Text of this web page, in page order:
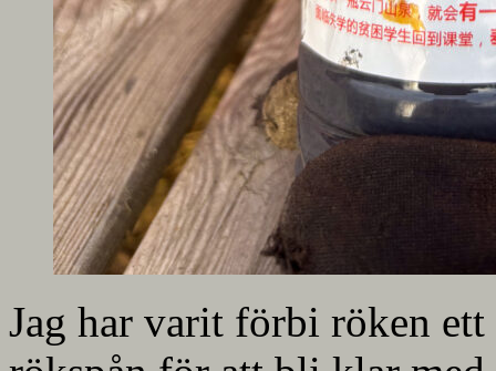
Jag har varit förbi röken